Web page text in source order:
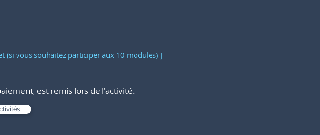
(si vous souhaitez participer aux 10 modules) ]
est remis lors de l'activité.